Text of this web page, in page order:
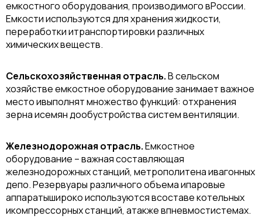
емкостного оборудования, производимого вРоссии.
Емкости используются для хранения жидкости,
переработки итранспортировки различных
химических веществ.
Сельскохозяйственная отрасль.В сельском
хозяйстве емкостное оборудование занимает важное
место ивыполнят множество функций: отхранения
зерна исемян дообустройства систем вентиляции.
Железнодорожная отрасль.Емкостное
оборудование – важная составляющая
железнодорожных станций, метрополитена ивагонных
депо. Резервуары различного объема ипаровые
аппаратышироко используются всоставе котельных
икомпрессорных станций, атакже впневмостистемах.